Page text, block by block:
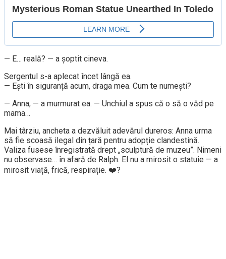
— E… reală? — a șoptit cineva.
Sergentul s-a aplecat încet lângă ea.
— Ești în siguranță acum, draga mea. Cum te numești?
— Anna, — a murmurat ea. — Unchiul a spus că o să o văd pe
mama…
Mai târziu, ancheta a dezvăluit adevărul dureros: Anna urma
să fie scoasă ilegal din țară pentru adopție clandestină.
Valiza fusese înregistrată drept „sculptură de muzeu”. Nimeni
nu observase… în afară de Ralph. El nu a mirosit o statuie — a
mirosit viață, frică, respirație. ❤️?